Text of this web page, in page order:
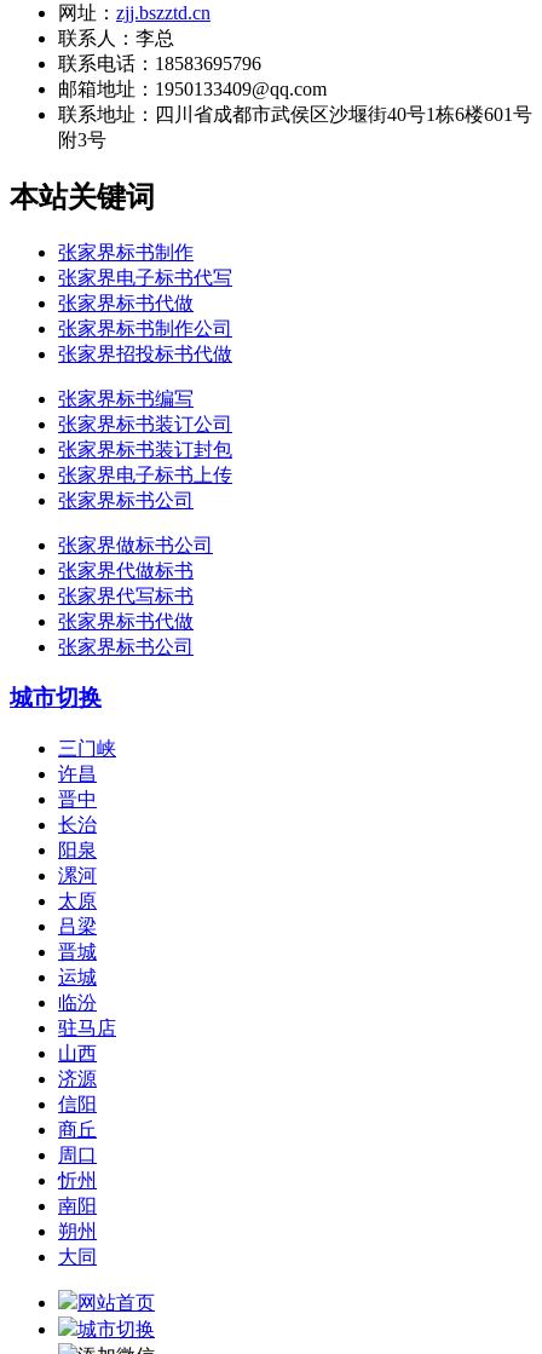
网址： zjj.bszztd.cn
联系人：李总
联系电话：18583695796
邮箱地址：1950133409@qq.com
联系地址： 四川省成都市武侯区沙堰街40号1栋6楼601号
附3号
本站关键词
张家界标书制作
张家界电子标书代写
张家界标书代做
张家界标书制作公司
张家界招投标书代做
张家界标书编写
张家界标书装订公司
张家界标书装订封包
张家界电子标书上传
张家界标书公司
张家界做标书公司
张家界代做标书
张家界代写标书
张家界标书代做
张家界标书公司
城市切换
三门峡
许昌
晋中
长治
阳泉
漯河
太原
吕梁
晋城
运城
临汾
驻马店
山西
济源
信阳
商丘
周口
忻州
南阳
朔州
大同
网站首页
城市切换